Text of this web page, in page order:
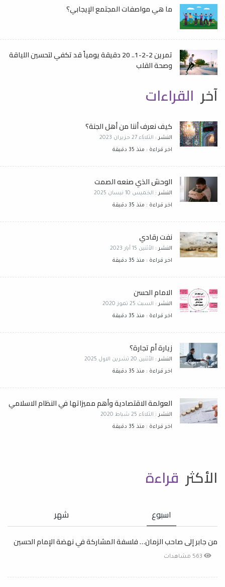
ما هي مواصفات المجتمع الإيجابي؟
تمرين 2-2-1.. 20 دقيقة يومياً قد تكفي لتحسين اللياقة
وصحة القلب
آخر القراءات
كيف نعرف أننا من أهل الجنة؟
النشر : الثلاثاء 27 حزيران 2023
اخر قراءة : منذ 35 دقيقة
الوحش الذي صنعه الصمت
النشر : الخميس 10 نيسان 2025
اخر قراءة : منذ 35 دقيقة
نفت رقادي
النشر : الأثنين 15 آيار 2023
اخر قراءة : منذ 35 دقيقة
الامام الحسن
النشر : السبت 25 تموز 2020
اخر قراءة : منذ 35 دقيقة
زيارة أم تجارة؟
النشر : الأثنين 20 تشرين الاول 2025
اخر قراءة : منذ 35 دقيقة
العولمة الاقتصادية وأهم مميزاتها في النظام الاسلامي
النشر : الثلاثاء 25 شباط 2020
اخر قراءة : منذ 35 دقيقة
الأكثر قراءة
اسبوع شهر
من جابر إلى صاحب الزمان… فلسفة المشاركة في نهضة الإمام الحسين